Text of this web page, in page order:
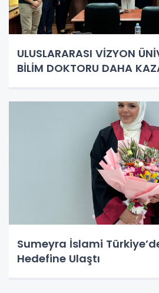
ULUSLARARASI VİZYON
BİLİM DOKTORU DAHA
Sumeyra İslami
Hedefine Ulaştı